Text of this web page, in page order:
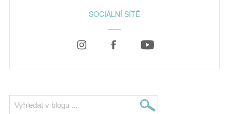
SOCIÁLNÍ SÍTĚ